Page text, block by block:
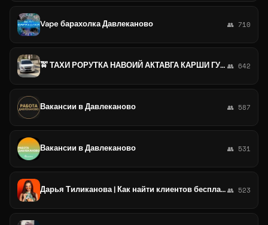
Vape барахолка Давлеканово 👥 710
🚖 ТАХИ РОРУТКА НАВОИЙ АКТАВГА КАРШИ ГУЗОР БУХОРА РАССИВЕТ ДЕКАНОБОТ ТАКИСИ ХИЗМАТИ🚖 👥 642
Вакансии в Давлеканово 👥 587
Вакансии в Давлеканово 👥 531
Дарья Тиликанова | Как найти клиентов бесплатно👥 523